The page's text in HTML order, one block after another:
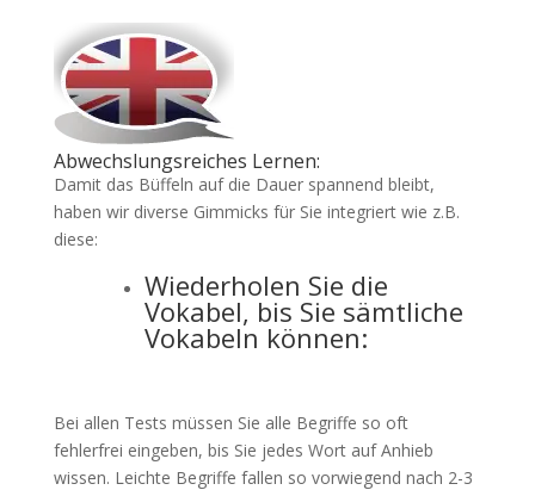
Abwechslungsreiches Lernen:
Damit das Büffeln auf die Dauer spannend bleibt,
haben wir diverse Gimmicks für Sie integriert wie z.B.
diese:
Wiederholen Sie die
Vokabel, bis Sie sämtliche
Vokabeln können:
Bei allen Tests müssen Sie alle Begriffe so oft
fehlerfrei eingeben, bis Sie jedes Wort auf Anhieb
wissen. Leichte Begriffe fallen so vorwiegend nach 2-3